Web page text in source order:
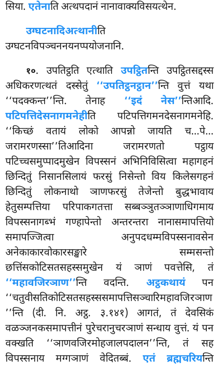
सिया.एतेनाति अत्थपदानं नानावाक्यविसयत्थेन.
उग्घटनादिअत्थानीति
उग्घटनविपञ्चननयनप्पयोजनानि.
१०. उपतिट्ठति एत्थातिउपट्ठितन्ति उपट्ठितसद्दस्स
अधिकरणत्थतं दस्सेतुं ‘‘उपतिट्ठनट्ठान’’न्ति वुत्तं यथा
‘‘पदक्कन्त’’न्ति. तेनाह ‘‘इदं नेस’’न्तिआदि.
पटिपत्तिदेसनागमनेहीति पटिपत्तिगमनदेसनागमनेहि.
‘‘किच्छं वतायं लोको आपन्नो जायति च…पे…
जरामरणस्सा’’तिआदिना जरामरणतो पट्ठाय
पटिच्चसमुप्पादमुखेन विपस्सनं अभिनिविसित्वा महागहनं
छिन्दितुं निसानसिलायं फरसुं निसेन्तो विय किलेसगहनं
छिन्दितुं लोकनाथो ञाणफरसुं तेजेन्तो बुद्धभावाय
हेतुसम्पत्तिया परिपाकगतत्ता सब्बञ्ञुतञ्ञाणाधिगमाय
विपस्सनागब्भंगण्हापेन्तो अन्तरन्तरा नानासमापत्तियो
समापज्जित्वा अनुपदधम्मविपस्सनावसेन
अनेकाकारवोकारसङ्खारे सम्मसन्तो
छत्तिंसकोटिसतसहस्समुखेन यं ञाणं पवत्तेसि, तं
‘‘महावजिरञाण’’न्ति वदन्ति. अट्ठकथायंपन
‘‘चतुवीसतिकोटिसतसहस्ससमापत्तिसञ्चारिमहावजिरञाण
’’न्ति (दी. नि. अट्ठ. ३.१४१) आगतं, तं देवसिकं
वळञ्जनकसमापत्तीनं पुरेचरानुचरञाणं सन्धाय वुत्तं. यं पन
वक्खति ‘‘ञाणवजिरमोहजालपदालन’’न्ति, तं सह
विपस्सनाय मग्गञाणं वेदितब्बं. एतं ब्रह्मचरियन्ति